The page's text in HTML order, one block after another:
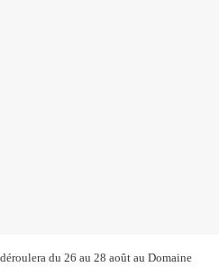
du 26 au 28 août au Domaine